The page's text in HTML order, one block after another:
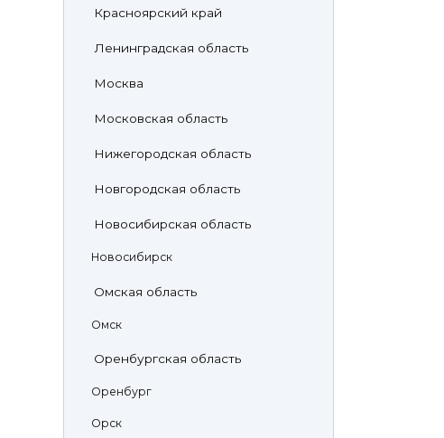
Красноярский край
Ленинградская область
Москва
Московская область
Нижегородская область
Новгородская область
Новосибирская область
Новосибирск
Омская область
Омск
Оренбургская область
Оренбург
Орск